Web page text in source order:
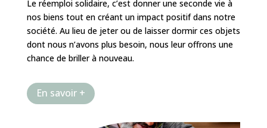
Le réemploi solidaire, c’est donner une seconde vie à
nos biens tout en créant un impact positif dans notre
société. Au lieu de jeter ou de laisser dormir ces objets
dont nous n’avons plus besoin, nous leur offrons une
chance de briller à nouveau.
En savoir +